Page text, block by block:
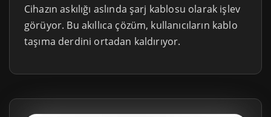
Cihazın askılığı aslında şarj kablosu olarak işlev
görüyor. Bu akıllıca çözüm, kullanıcıların kablo
taşıma derdini ortadan kaldırıyor.